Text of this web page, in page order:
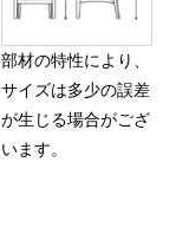
部材の特性により、
サイズは多少の誤差
が生じる場合がござ
います。